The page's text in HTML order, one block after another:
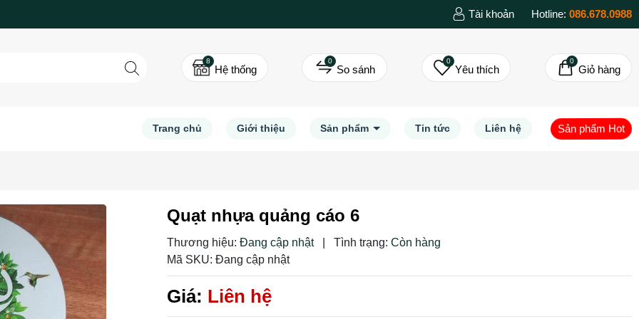
Tài khoản Hotline: 086.678.0988
8
Hệ thống
0
So sánh
0
Yêu thích
0
Giỏ hàng
Trang chủ Giới thiệu Sản phẩm Tin tức Liên hệ Sản phẩm Hot
Quạt nhựa quảng cáo 6
Thương hiệu: Đang cập nhật Tình trạng: Còn hàng
Mã SKU: Đang cập nhật
Giá: Liên hệ